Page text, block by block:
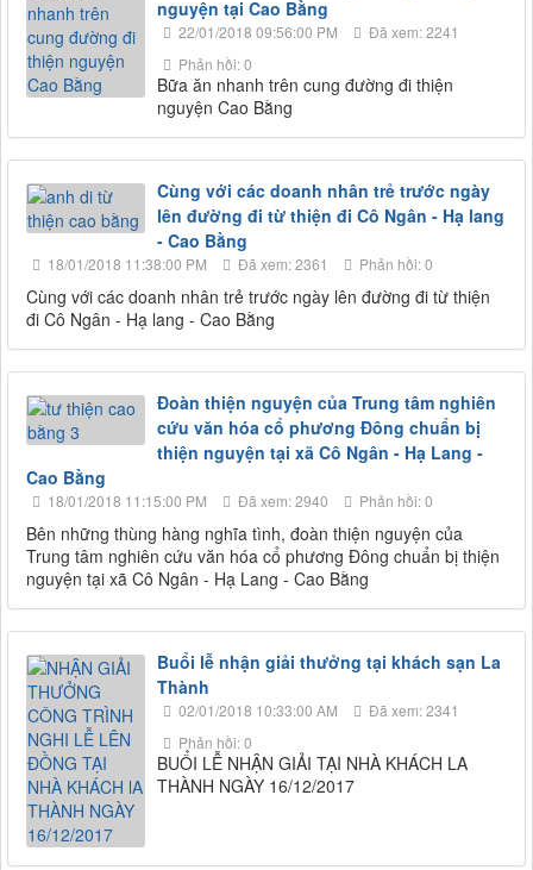
nguyện tại Cao Bằng
22/01/2018 09:56:00 PM
Đã xem: 2241
Phản hồi: 0
Bữa ăn nhanh trên cung đường đi thiện
nguyện Cao Bằng
Cùng với các doanh nhân trẻ trước ngày
lên đường đi từ thiện đi Cô Ngân - Hạ lang
- Cao Bằng
18/01/2018 11:38:00 PM Đã xem: 2361 Phản hồi: 0
Cùng với các doanh nhân trẻ trước ngày lên đường đi từ thiện
đi Cô Ngân - Hạ lang - Cao Bằng
Đoàn thiện nguyện của Trung tâm nghiên
cứu văn hóa cổ phương Đông chuẩn bị
thiện nguyện tại xã Cô Ngân - Hạ Lang -
Cao Bằng
18/01/2018 11:15:00 PM Đã xem: 2940 Phản hồi: 0
Bên những thùng hàng nghĩa tình, đoàn thiện nguyện của
Trung tâm nghiên cứu văn hóa cổ phương Đông chuẩn bị thiện
nguyện tại xã Cô Ngân - Hạ Lang - Cao Bằng
Buổi lễ nhận giải thưởng tại khách sạn La
Thành
02/01/2018 10:33:00 AM
Đã xem: 2341
Phản hồi: 0
BUỔI LỄ NHẬN GIẢI TẠI NHÀ KHÁCH LA
THÀNH NGÀY 16/12/2017